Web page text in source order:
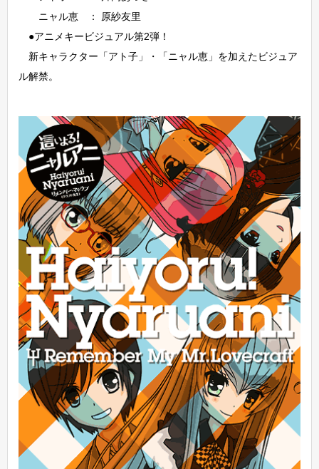
ニャル恵 ： 原紗友里
●アニメキービジュアル第2弾！
新キャラクター「アト子」・「ニャル恵」を加えたビジュア
ル解禁。